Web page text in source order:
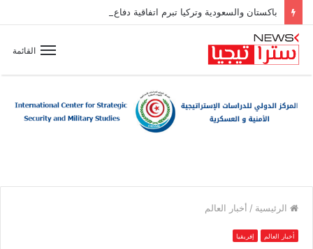
باكستان والسعودية وتركيا تبرم اتفاقية دفاع مشترك
القائمة
الرئيسية / أخبار العالم
أخبار العالم إفريقيا